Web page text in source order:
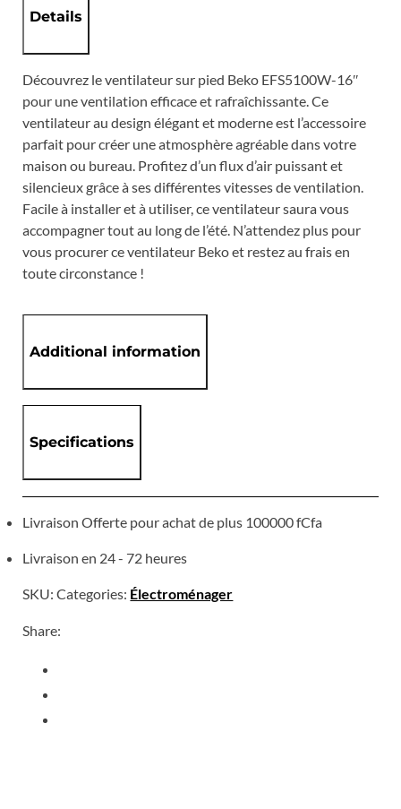
Details
Découvrez le ventilateur sur pied Beko EFS5100W-16″
pour une ventilation efficace et rafraîchissante. Ce
ventilateur au design élégant et moderne est l’accessoire
parfait pour créer une atmosphère agréable dans votre
maison ou bureau. Profitez d’un flux d’air puissant et
silencieux grâce à ses différentes vitesses de ventilation.
Facile à installer et à utiliser, ce ventilateur saura vous
accompagner tout au long de l’été. N’attendez plus pour
vous procurer ce ventilateur Beko et restez au frais en
toute circonstance !
Additional information
Specifications
Livraison Offerte pour achat de plus 100000 fCfa
Livraison en 24 - 72 heures
SKU:Categories: Électroménager
Share: